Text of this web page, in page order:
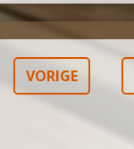
VORIGE